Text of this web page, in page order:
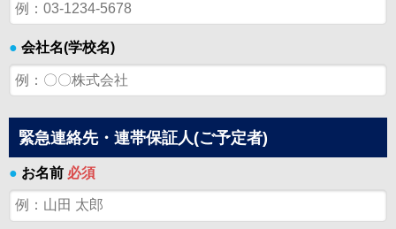
● 会社名(学校名)
緊急連絡先・連帯保証人(ご予定者)
● お名前 必須